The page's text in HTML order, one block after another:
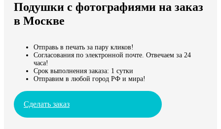
Мы доставляем по всему миру
Продолжить без города
Подушки с фотографиями на заказ
в Москве
Отправь в печать за пару кликов!
Согласования по электронной почте. Отвечаем за 24
часа!
Срок выполнения заказа: 1 сутки
Отправим в любой город РФ и мира!
Сделать заказ